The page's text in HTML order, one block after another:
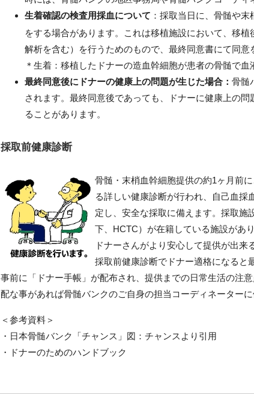
生着確認の検査用採血について ：採取当日に、骨髄や
をする場合があります。これは移植施設において、移植
解析を含む）を行うためのもので、最終同意書にて同意
＊生着：移植したドナーの造血幹細胞が患者の骨髄で血
最終同意後にドナーの健康上の問題が生じた場合： 骨髄
されます。最終同意後であっても、ドナーに健康上の
ることがあります。
採取前健康診断
骨髄・末梢血幹細胞提供の約1ヶ月前
る詳しい健康診断が行われ、自己血採
定し、安全な採取に備えます。採取施
下、HCTC）が在籍している施設があ
ドナーさんがより安心して提供が出来
採取前健康診断でドナー適格になると
事前に「ドナー手帳」が配布され、提供までの日常生活の注
配な事があれば骨髄バンクのご自身の担当コーディネーターに
＜参考資料＞
・日本骨髄バンク「チャンス」図：チャンスより引用
・ドナーのためのハンドブック